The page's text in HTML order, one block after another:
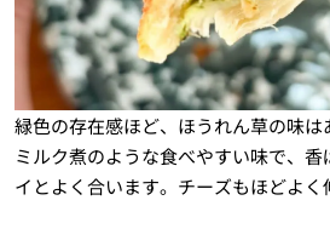
緑色の存在感ほど、ほうれん草の味
ミルク煮のような食べやすい味で、
イとよく合います。チーズもほどよく